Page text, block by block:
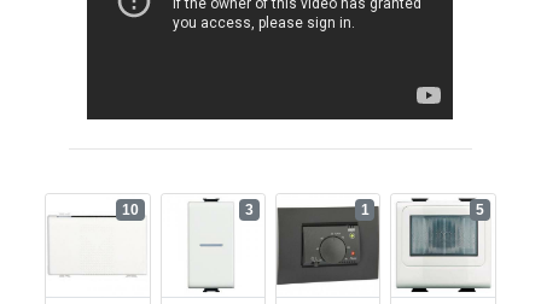
10 3 1 5